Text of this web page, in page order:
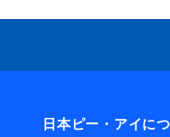
日本ピー・アイに